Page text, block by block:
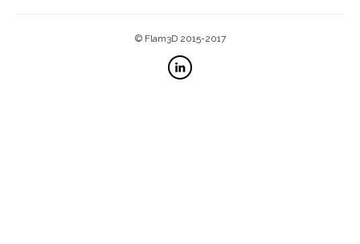
© Flam3D 2015-2017